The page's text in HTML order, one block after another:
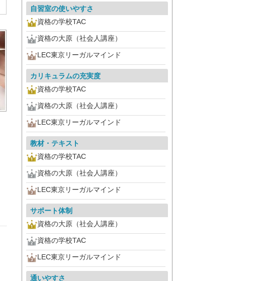
自習室の使いやすさ
資格の学校TAC
資格の大原（社会人講座）
LEC東京リーガルマインド
カリキュラムの充実度
資格の学校TAC
資格の大原（社会人講座）
LEC東京リーガルマインド
教材・テキスト
資格の学校TAC
資格の大原（社会人講座）
LEC東京リーガルマインド
サポート体制
資格の大原（社会人講座）
資格の学校TAC
LEC東京リーガルマインド
通いやすさ